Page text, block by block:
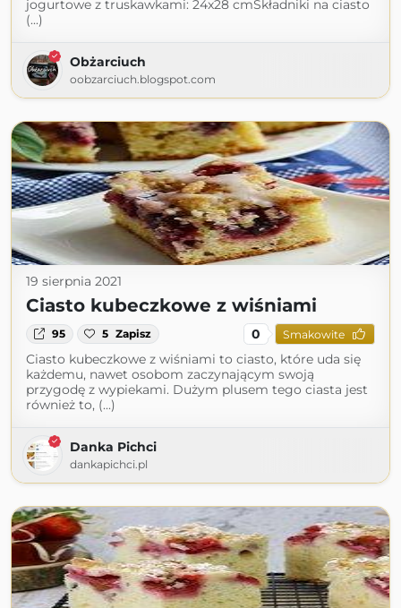
jogurtowe z truskawkami: 24x28 cmSkładniki na ciasto
(...)
Obżarciuch
oobzarciuch.blogspot.com
19 sierpnia 2021
Ciasto kubeczkowe z wiśniami
95 5 Zapisz 0 Smakowite
Ciasto kubeczkowe z wiśniami to ciasto, które uda się
każdemu, nawet osobom zaczynającym swoją
przygodę z wypiekami. Dużym plusem tego ciasta jest
również to, (...)
Danka Pichci
dankapichci.pl